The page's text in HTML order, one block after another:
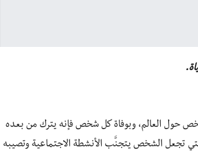
(50) إلى خمسةٍ وخمسين (55) مليون شخص حول العالم، وبوفاة كل شخص فإنه يترك من بعده
تجعل الشخص يتجنَّب الأنشطة الاجتماعية وتصيبه